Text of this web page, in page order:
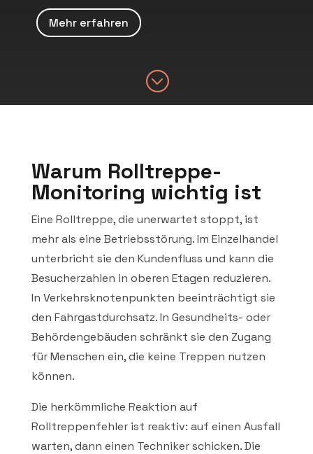
Mehr erfahren
;
Warum Rolltreppe-
Monitoring wichtig ist
Eine Rolltreppe, die unerwartet stoppt, ist
mehr als eine Betriebsstörung. Im Einzelhandel
unterbricht sie den Kundenfluss und kann die
Besucherzahlen in oberen Etagen reduzieren.
In Verkehrsknotenpunkten beeinträchtigt sie
den Fahrgastdurchsatz. In Gesundheits- oder
Behördengebäuden schränkt sie den Zugang
für Menschen ein, die keine Treppen nutzen
können.
Die herkömmliche Reaktion auf
Rolltreppenfehler ist reaktiv: auf einen Ausfall
warten, dann einen Techniker schicken. Die